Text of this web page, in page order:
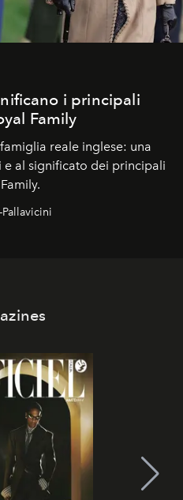
i principali
Family
reale inglese: una
al significato dei principali